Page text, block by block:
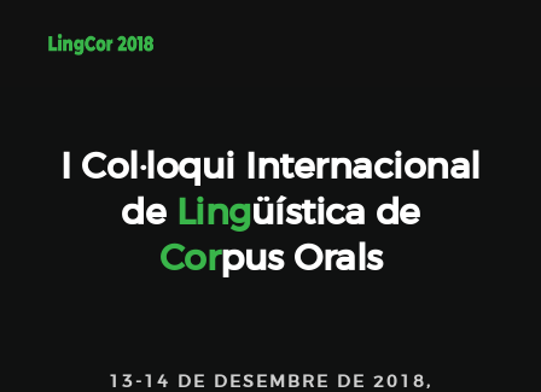
I Col·loqui Internacional
de Lingüística de
Corpus Orals
13-14 DE DESEMBRE DE 2018,